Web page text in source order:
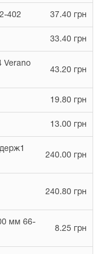
402 37.40 грн
33.40 грн
Verano
43.20 грн
19.80 грн
13.00 грн
240.00 грн
240.80 грн
мм 66-
8.25 грн